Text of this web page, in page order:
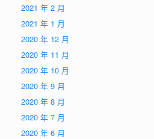
2021 年 2 月
2021 年 1 月
2020 年 12 月
2020 年 11 月
2020 年 10 月
2020 年 9 月
2020 年 8 月
2020 年 7 月
2020 年 6 月